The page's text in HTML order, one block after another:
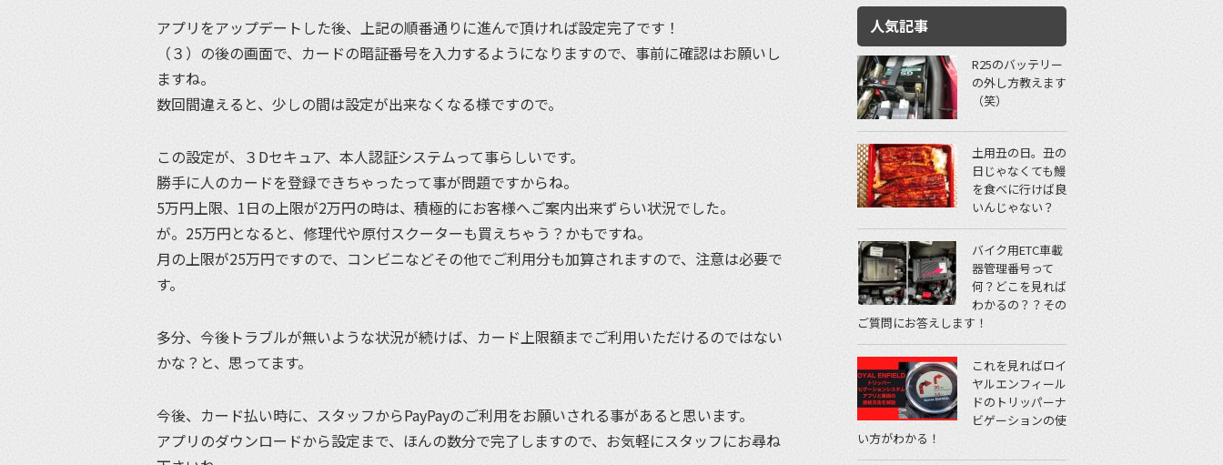
アプリをアップデートした後、上記の順番通りに進んで頂ければ設定完了です！
（３）の後の画面で、カードの暗証番号を入力するようになりますので、事前に確認はお願いし
ますね。
数回間違えると、少しの間は設定が出来なくなる様ですので。
この設定が、３Dセキュア、本人認証システムって事らしいです。
勝手に人のカードを登録できちゃったって事が問題ですからね。
5万円上限、1日の上限が2万円の時は、積極的にお客様へご案内出来ずらい状況でした。
が。25万円となると、修理代や原付スクーターも買えちゃう？かもですね。
月の上限が25万円ですので、コンビニなどその他でご利用分も加算されますので、注意は必要で
す。
多分、今後トラブルが無いような状況が続けば、カード上限額までご利用いただけるのではない
かな？と、思ってます。
今後、カード払い時に、スタッフからPayPayのご利用をお願いされる事があると思います。
アプリのダウンロードから設定まで、ほんの数分で完了しますので、お気軽にスタッフにお尋ね
人気記事
R25のバッテリー
の外し方教えます
（笑）
土用丑の日。丑の
日じゃなくても鰻
を食べに行けば良
いんじゃない？
バイク用ETC車載
器管理番号って
何？どこを見れば
わかるの？？その
ご質問にお答えします！
これを見ればロイ
ヤルエンフィール
ドのトリッパーナ
ビゲーションの使
い方がわかる！